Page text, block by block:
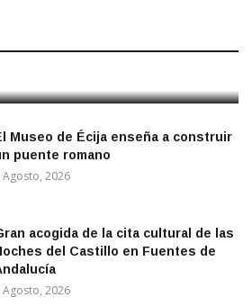
vecinos de La Luisiana
de la localidad
Museo de Écija enseña a construir
puente romano
Agosto, 2026
acogida de la cita cultural de las
del Castillo en Fuentes de
Agosto, 2026